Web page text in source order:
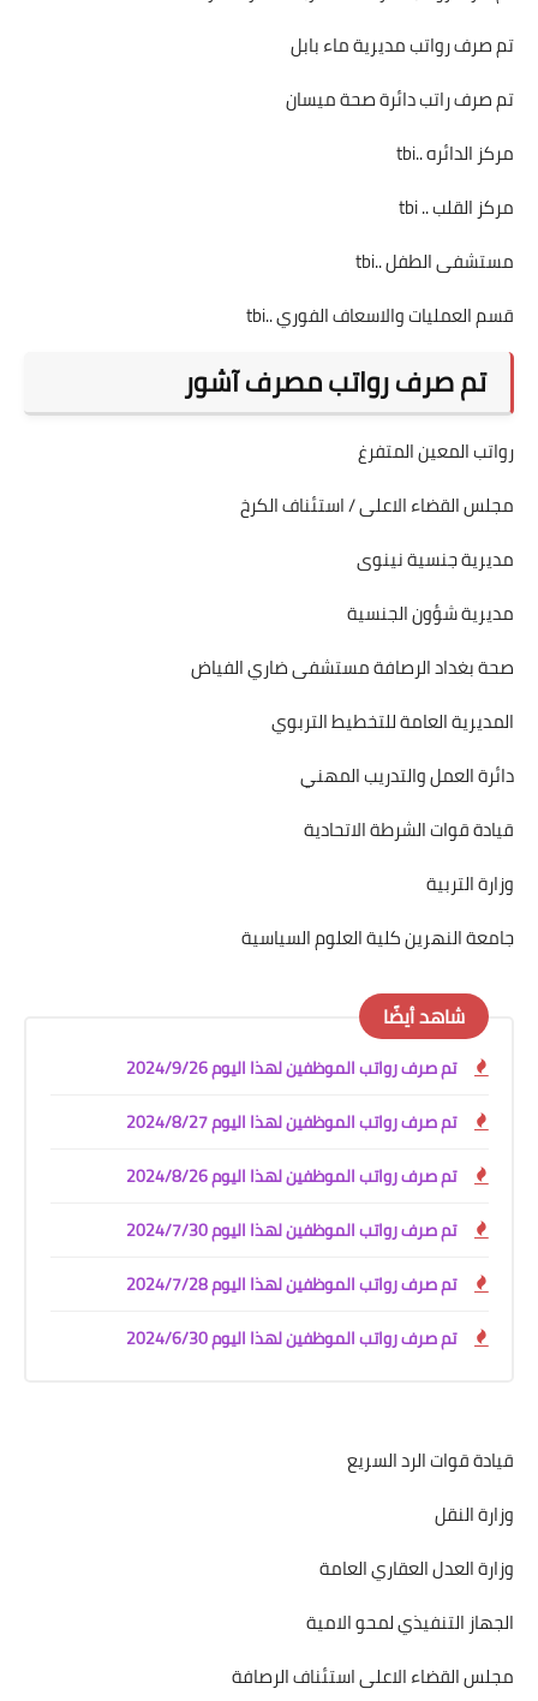
تم صرف رواتب مديرية ماء بابل
تم صرف راتب دائرة صحة ميسان
مركز الدائره ..tbi
مركز القلب .. tbi
مستشفى الطفل ..tbi
قسم العمليات والاسعاف الفوري ..tbi
تم صرف رواتب مصرف آشور
رواتب المعين المتفرغ
مجلس القضاء الاعلى / استئناف الكرخ
مديرية جنسية نينوى
مديرية شؤون الجنسية
صحة بغداد الرصافة مستشفى ضاري الفياض
المديرية العامة للتخطيط التربوي
دائرة العمل والتدريب المهني
قيادة قوات الشرطة الاتحادية
وزارة التربية
جامعة النهرين كلية العلوم السياسية
شاهد أيضًا
تم صرف رواتب الموظفين لهذا اليوم 2024/9/26
تم صرف رواتب الموظفين لهذا اليوم 2024/8/27
تم صرف رواتب الموظفين لهذا اليوم 2024/8/26
تم صرف رواتب الموظفين لهذا اليوم 2024/7/30
تم صرف رواتب الموظفين لهذا اليوم 2024/7/28
تم صرف رواتب الموظفين لهذا اليوم 2024/6/30
قيادة قوات الرد السريع
وزارة النقل
وزارة العدل العقاري العامة
الجهاز التنفيذي لمحو الامية
مجلس القضاء الاعلى استئناف الرصافة